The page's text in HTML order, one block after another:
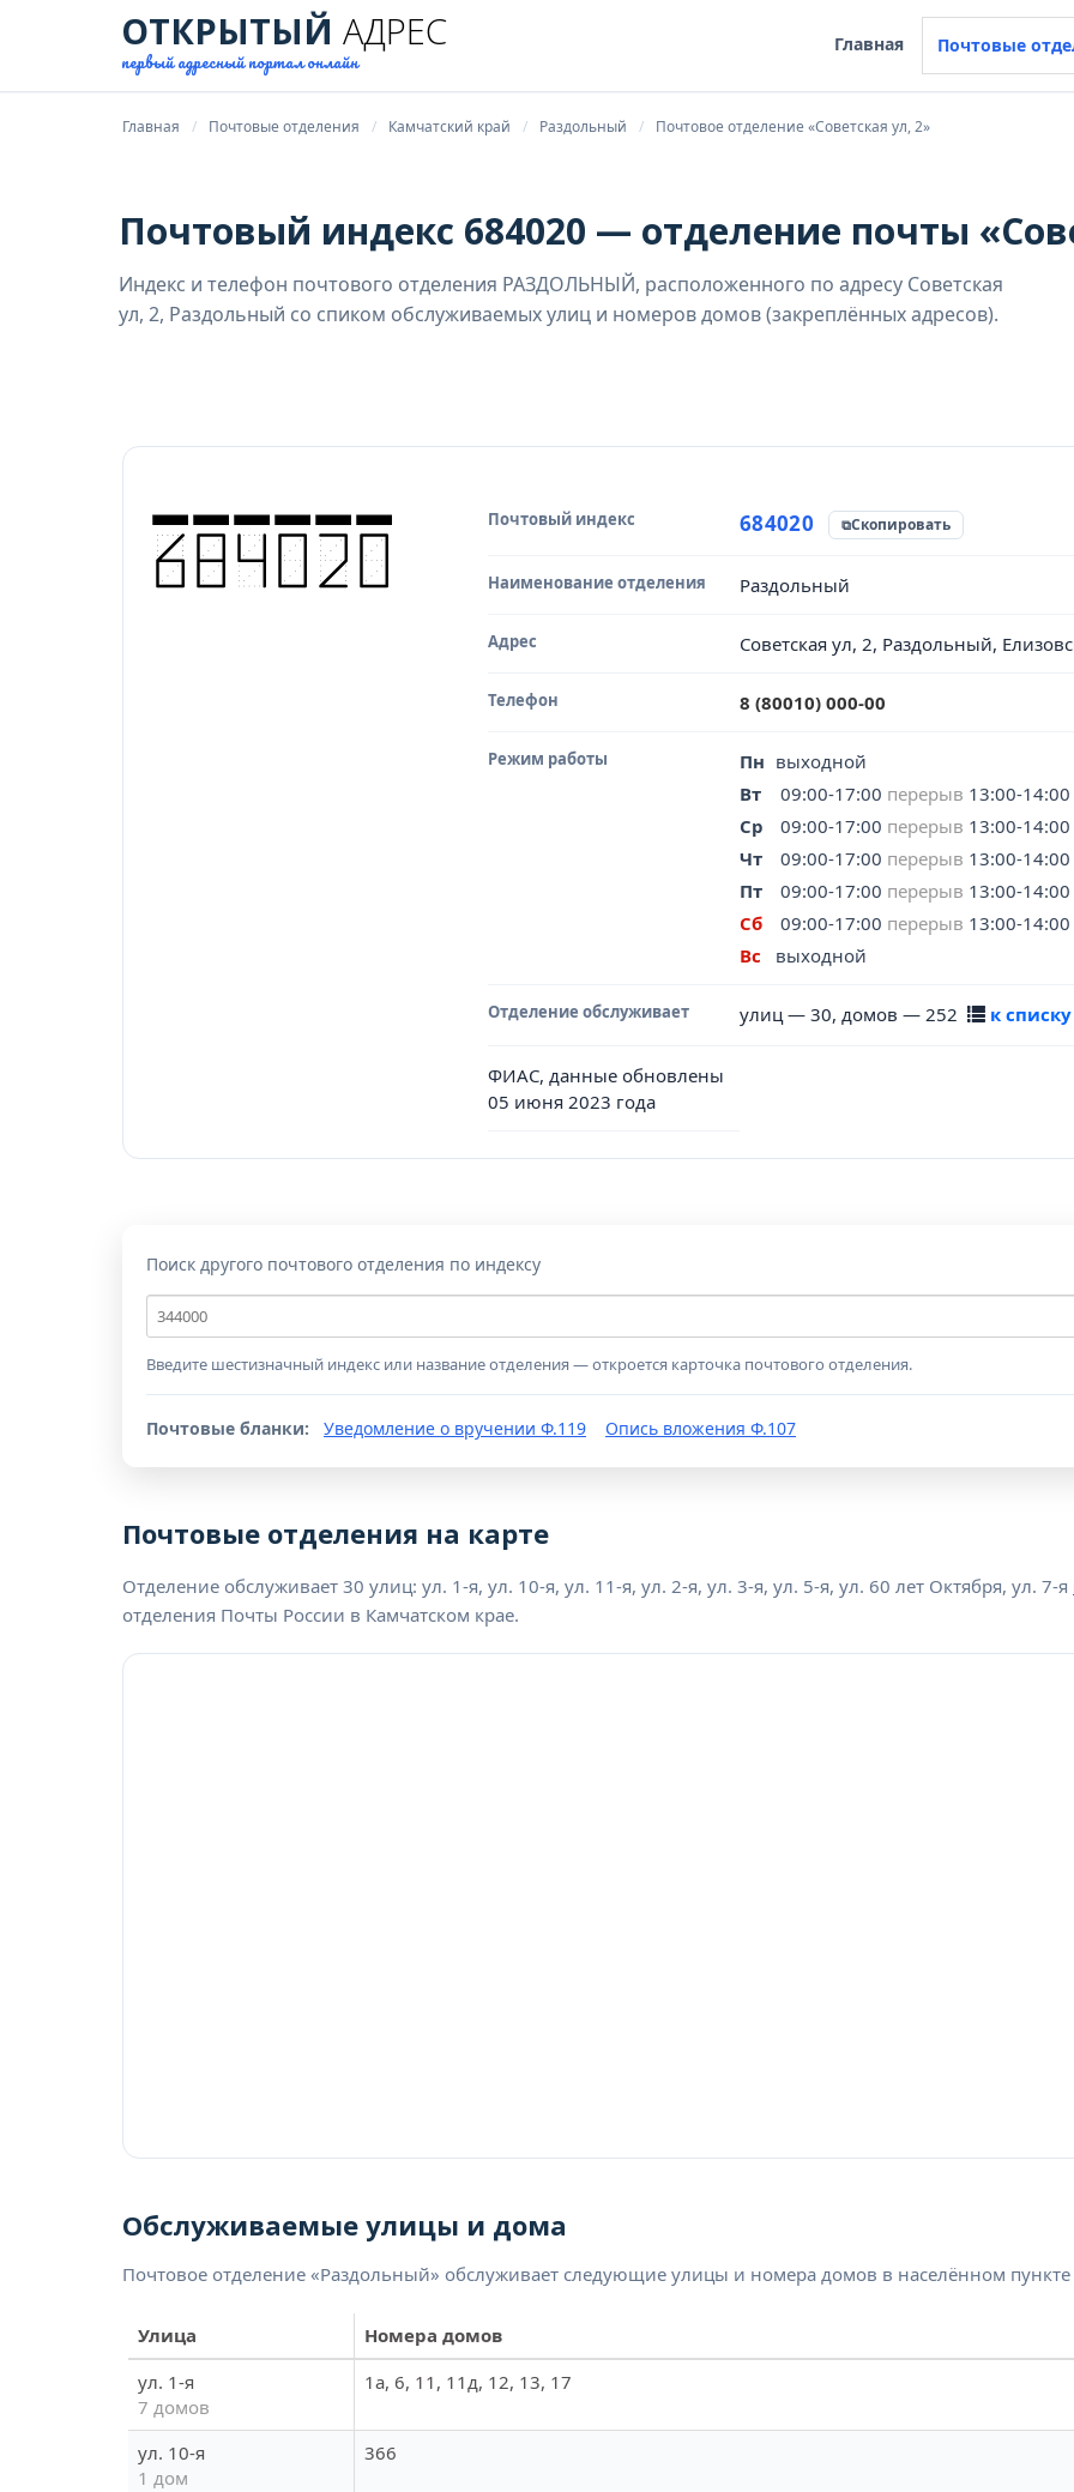
ОТКРЫТЫЙ АДРЕС
первый адресный портал онлайн
Главная Почтовые
Главная Почтовые отделения Камчатский край Раздольный Почтовое отделение «Советская ул, 2»
Почтовый индекс 684020 — отделение почты
Индекс и телефон почтового отделения РАЗДОЛЬНЫЙ, расположенного по адресу Советская
ул, 2, Раздольный со спиком обслуживаемых улиц и номеров домов (закреплённых адресов).
Почтовый индекс 684020 Скопировать
Наименование отделения Раздольный
Адрес Советская ул, 2, Раздольный,
Телефон 8 (80010) 000-00
Режим работы Пн выходной
Вт
09:00-17:00 перерыв 13:00-14:00
Ср
09:00-17:00 перерыв 13:00-14:00
Чт
09:00-17:00 перерыв 13:00-14:00
Пт
09:00-17:00 перерыв 13:00-14:00
Сб
09:00-17:00 перерыв 13:00-14:00
Вс
выходной
Отделение обслуживает улиц — 30, домов — 252 к списку
Источник данных
ФИАС, данные обновлены
05 июня 2023 года
Поиск другого почтового отделения по индексу
Почтовый
индекс
Введите шестизначный индекс или название отделения — откроется карточка почтового отделения.
Почтовые бланки: Уведомление о вручении Ф.119 Опись вложения Ф.107
Почтовые отделения на карте
Отделение обслуживает 30 улиц: ул. 1-я, ул. 10-я, ул. 11-я, ул. 2-я, ул. 3-я, ул. 5-я, ул. 60 лет Октября, ул. 7-я
отделения Почты России в Камчатском крае.
Обслуживаемые улицы и дома
Почтовое отделение «Раздольный» обслуживает следующие улицы и номера домов в населённом
Улица
Номера домов
ул. 1-я
7 домов
1а, 6, 11, 11д, 12, 13, 17
ул. 10-я
1 дом
366